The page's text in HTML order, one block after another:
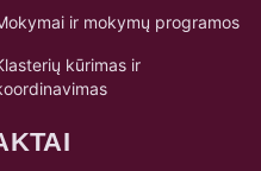
ir mokymų programos
kūrimas ir